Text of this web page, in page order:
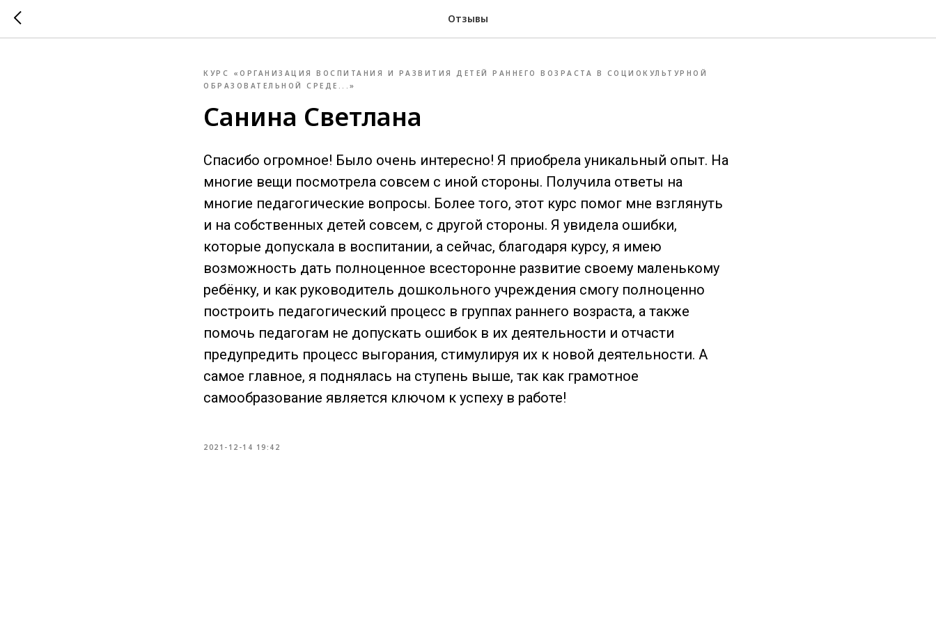
Отзывы
КУРС «ОРГАНИЗАЦИЯ ВОСПИТАНИЯ И РАЗВИТИЯ ДЕТЕЙ РАННЕГО ВОЗРАСТА В СОЦИОКУЛЬТУРНОЙ
ОБРАЗОВАТЕЛЬНОЙ СРЕДЕ...»
Санина Светлана
Спасибо огромное! Было очень интересно! Я приобрела уникальный опыт. На
многие вещи посмотрела совсем с иной стороны. Получила ответы на
многие педагогические вопросы. Более того, этот курс помог мне взглянуть
и на собственных детей совсем, с другой стороны. Я увидела ошибки,
которые допускала в воспитании, а сейчас, благодаря курсу, я имею
возможность дать полноценное всесторонне развитие своему маленькому
ребёнку, и как руководитель дошкольного учреждения смогу полноценно
построить педагогический процесс в группах раннего возраста, а также
помочь педагогам не допускать ошибок в их деятельности и отчасти
предупредить процесс выгорания, стимулируя их к новой деятельности. А
самое главное, я поднялась на ступень выше, так как грамотное
самообразование является ключом к успеху в работе!
2021-12-14 19:42